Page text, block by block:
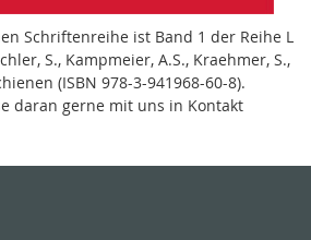
Schriftenreihe ist Band 1 der Reihe L
S., Kampmeier, A.S., Kraehmer, S.,
(ISBN 978-3-941968-60-8).
daran gerne mit uns in Kontakt